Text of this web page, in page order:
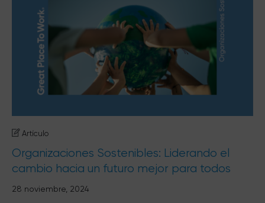
Artículo
Organizaciones Sostenibles: Liderando el
cambio hacia un futuro mejor para todos
28 noviembre, 2024